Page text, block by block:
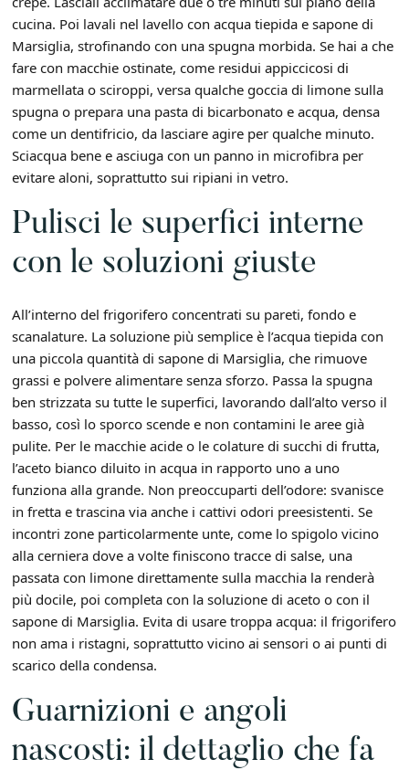
cucina. Poi lavali nel lavello con acqua tiepida e sapone di
Marsiglia, strofinando con una spugna morbida. Se hai a che
fare con macchie ostinate, come residui appiccicosi di
marmellata o sciroppi, versa qualche goccia di limone sulla
spugna o prepara una pasta di bicarbonato e acqua, densa
come un dentifricio, da lasciare agire per qualche minuto.
Sciacqua bene e asciuga con un panno in microfibra per
evitare aloni, soprattutto sui ripiani in vetro.
Pulisci le superfici interne
con le soluzioni giuste
All’interno del frigorifero concentrati su pareti, fondo e
scanalature. La soluzione più semplice è l’acqua tiepida con
una piccola quantità di sapone di Marsiglia, che rimuove
grassi e polvere alimentare senza sforzo. Passa la spugna
ben strizzata su tutte le superfici, lavorando dall’alto verso il
basso, così lo sporco scende e non contamini le aree già
pulite. Per le macchie acide o le colature di succhi di frutta,
l’aceto bianco diluito in acqua in rapporto uno a uno
funziona alla grande. Non preoccuparti dell’odore: svanisce
in fretta e trascina via anche i cattivi odori preesistenti. Se
incontri zone particolarmente unte, come lo spigolo vicino
alla cerniera dove a volte finiscono tracce di salse, una
passata con limone direttamente sulla macchia la renderà
più docile, poi completa con la soluzione di aceto o con il
sapone di Marsiglia. Evita di usare troppa acqua: il frigorifero
non ama i ristagni, soprattutto vicino ai sensori o ai punti di
scarico della condensa.
Guarnizioni e angoli
nascosti: il dettaglio che fa